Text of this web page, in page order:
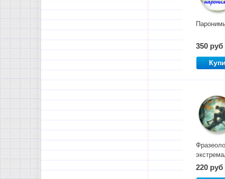
350 руб
220 руб